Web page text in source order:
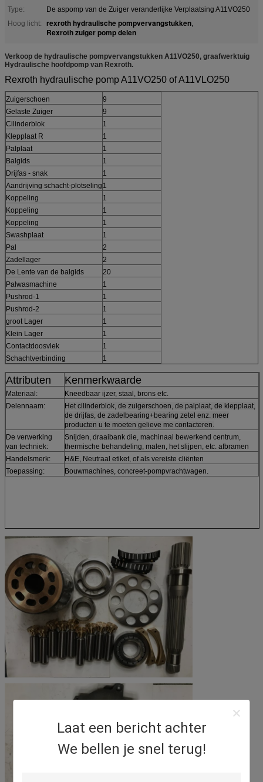
Laat een bericht achter
We bellen je snel terug!
Type:
De aspomp van de Zuiger veranderlijke Verplaatsing A11VO250
Hoog licht:
rexroth hydraulische pompvervangstukken,
Rexroth zuiger pomp delen
Verkoop de hydraulische pompvervangstukken A11VO250, graafwerktuig
Hydraulische hoofdpomp van Rexroth.
Rexroth hydraulische pomp A11VO250 of A11VLO250
Zuigerschoen
9
Gelaste Zuiger
9
Cilinderblok
1
Klepplaat R
1
Palplaat
1
Balgids
1
Drijfas - snak
1
Aandrijving schacht-plotseling 1
Koppeling
1
Koppeling
1
Koppeling
1
Swashplaat
1
Pal
2
Zadellager
2
De Lente van de balgids
20
Palwasmachine
1
Pushrod-1
1
Pushrod-2
1
groot Lager
1
Klein Lager
1
Contactdoosvlek
1
Schachtverbinding
1
Attributen Kenmerkwaarde
Materiaal:
Kneedbaar ijzer, staal, brons etc.
Delennaam:
Het cilinderblok, de zuigerschoen, de palplaat, de klepplaat,
de drijfas, de zadelbearing+bearing zetel enz. meer
producten u te moeten gelieve me contacteren.
De verwerking
van techniek:
Snijden, draaibank die, machinaal bewerkend centrum,
thermische behandeling, malen, het slijpen, etc. afbramen
Handelsmerk:
H&E, Neutraal etiket, of als vereiste cliënten
Toepassing:
Bouwmachines, concreet-pompvrachtwagen.